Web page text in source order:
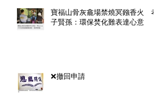
寶福山骨灰龕場禁燒冥鏹香火 孝
子賢孫：環保焚化難表達心意
❌撤回申請